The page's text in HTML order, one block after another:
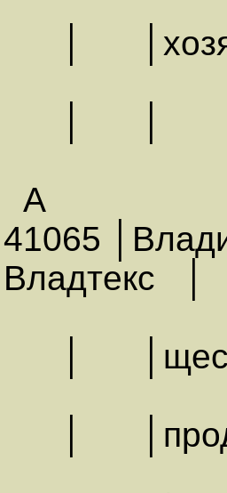
│ │
│ А
│41065
│Владтекс │
│ │
│ │